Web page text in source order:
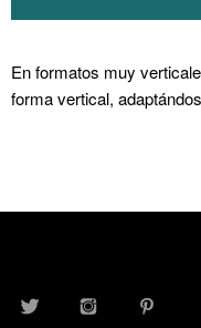
En formatos muy
forma vertical,